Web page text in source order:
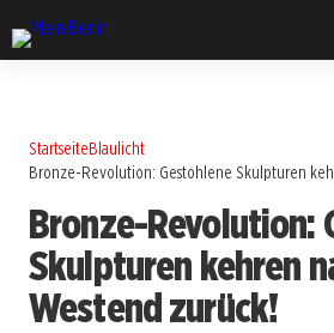
StartseiteBlaulicht
Bronze-Revolution: Gestohlene Skulpturen
Bronze-Revolution:
Skulpturen kehren
Westend zurück!